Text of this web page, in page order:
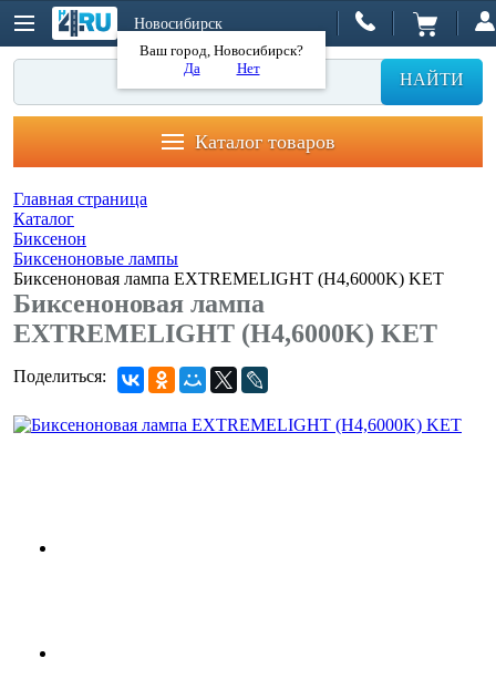
Новосибирск
Ваш город, Новосибирск?
Да
Нет
НАЙТИ
Каталог товаров
Главная страница
Каталог
Биксенон
Биксеноновые лампы
Биксеноновая лампа EXTREMELIGHT (H4,6000K) KET
Биксеноновая лампа
EXTREMELIGHT (H4,6000K) KET
Поделиться: